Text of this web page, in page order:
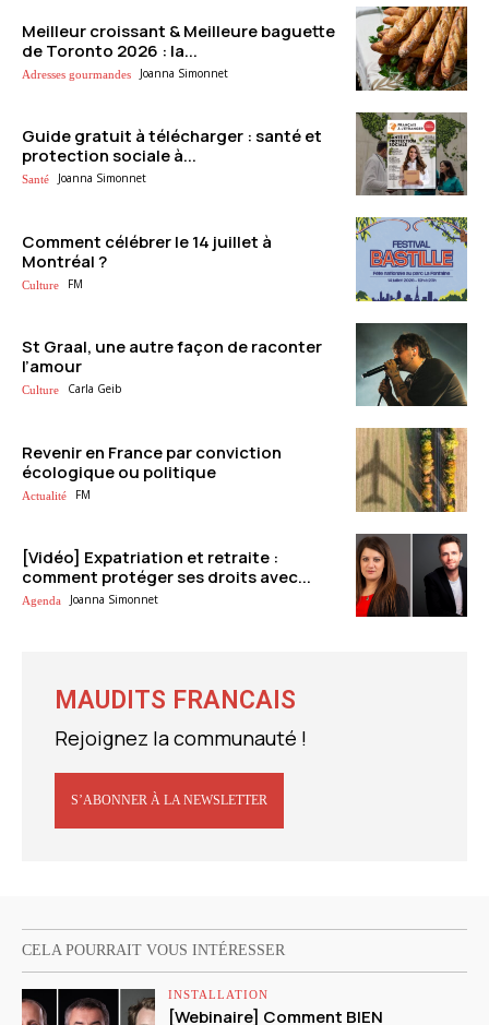
Meilleur croissant & Meilleure baguette
de Toronto 2026 : la...
Adresses gourmandes Joanna Simonnet
Guide gratuit à télécharger : santé et
protection sociale à...
Santé Joanna Simonnet
Comment célébrer le 14 juillet à
Montréal ?
Culture FM
St Graal, une autre façon de raconter
l’amour
Culture Carla Geib
Revenir en France par conviction
écologique ou politique
Actualité FM
[Vidéo] Expatriation et retraite :
comment protéger ses droits avec...
Agenda Joanna Simonnet
MAUDITS FRANCAIS
Rejoignez la communauté !
S’ABONNER À LA NEWSLETTER
CELA POURRAIT VOUS INTÉRESSER
INSTALLATION
[Webinaire] Comment BIEN